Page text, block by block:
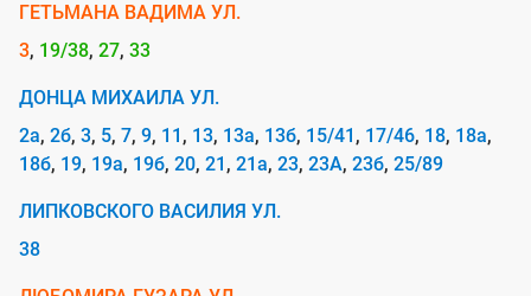
е
р
н
е
т
о
т
к
ГЕТЬМАНА ВАДИМА УЛ.
3 19/38 27 33
ДОНЦА МИХАИЛА УЛ.
2а 2б 3 5 7 9 11 13 13а 13б 15/41 17/46 18 18а
18б 19 19а 19б 20 21 21а 23 23А 23б 25/89
ЛИПКОВСКОГО ВАСИЛИЯ УЛ.
38